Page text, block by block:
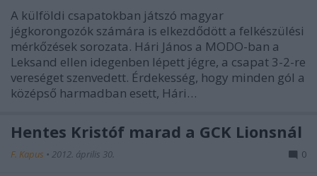
A külföldi csapatokban játszó magyar
jégkorongozók számára is elkezdődött a felkészülési
mérkőzések sorozata. Hári János a MODO-ban a
Leksand ellen idegenben lépett jégre, a csapat 3-2-re
vereséget szenvedett. Érdekesség, hogy minden gól a
középső harmadban esett, Hári…
Hentes Kristóf marad a GCK Lionsnál
F. Kapus • 2012. április 30. 0